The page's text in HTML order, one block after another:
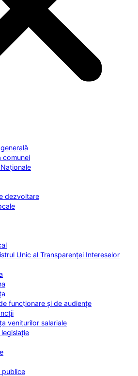
comunei
dezvoltare
Unic al Transparenței Intereselor
funcționare și de audiențe
veniturilor salariale
publice